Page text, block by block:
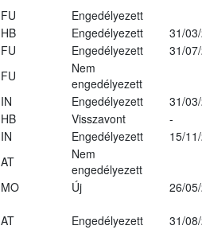
FU
Engedélyezett
HB Engedélyezett
31/
FU Engedélyezett
31/
FU
Nem
engedélyezett
IN Engedélyezett
31/
HB Visszavont
-
IN Engedélyezett
15/
AT
Nem
engedélyezett
MO Új
26/
AT Engedélyezett 31/